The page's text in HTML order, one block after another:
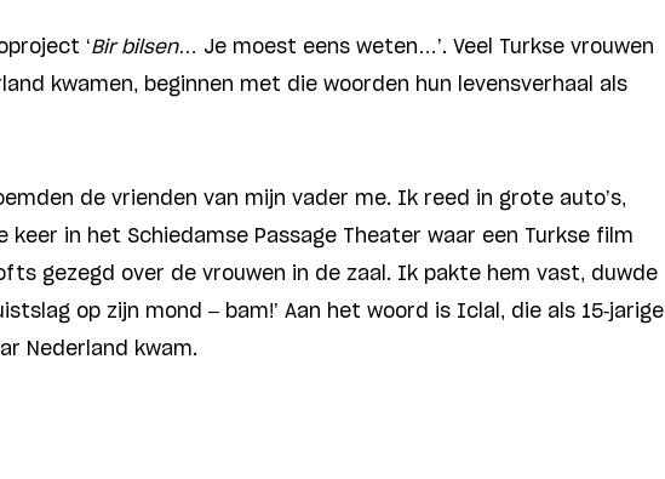
‘Bir bilsen… Je moest eens weten…’. Veel Turkse vrouwen
kwamen, beginnen met die woorden hun levensverhaal als
de vrienden van mijn vader me. Ik reed in grote auto’s,
keer in het Schiedamse Passage Theater waar een Turkse film
gezegd over de vrouwen in de zaal. Ik pakte hem vast, duwde
op zijn mond – bam!’ Aan het woord is Iclal, die als 15-jarige
Nederland kwam.